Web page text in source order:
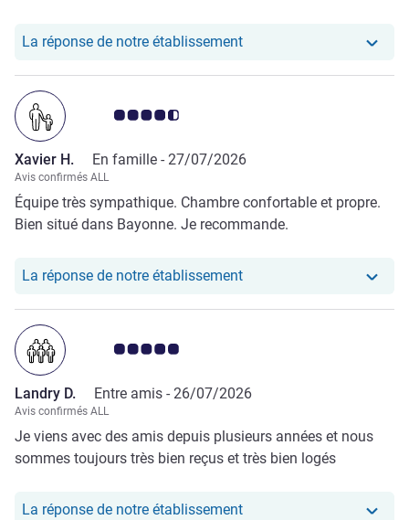
La réponse de notre établissementNotre hôtel a repondu au
Note Avis clients 4.5/5
Xavier H. En famille - 27/07/2026
Avis confirmés ALL
Équipe très sympathique. Chambre confortable et propre.
Bien situé dans Bayonne. Je recommande.
La réponse de notre établissementNotre hôtel a repondu au
Note Avis clients 5.0/5
Landry D. Entre amis - 26/07/2026
Avis confirmés ALL
Je viens avec des amis depuis plusieurs années et nous
sommes toujours très bien reçus et très bien logés
La réponse de notre établissementNotre hôtel a repondu au